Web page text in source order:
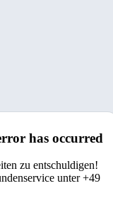
has occurred
zu entschuldigen!
unter +49